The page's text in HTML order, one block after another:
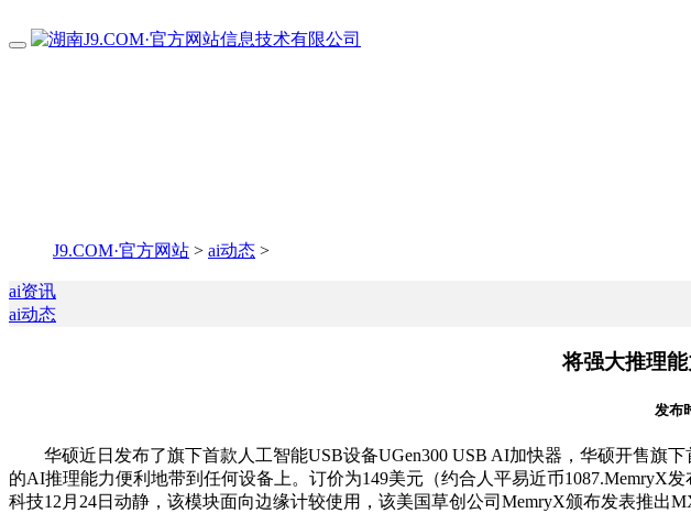
J9.COM·官方网站 > ai动态 >
ai资讯
ai动态
将强大推理
发布
华硕近日发布了旗下首款人工智能USB设备UGen300 USB AI加快器，华硕开售旗下
的AI推理能力便利地带到任何设备上。订价为149美元（约合人平易近币1087.MemryX
科技12月24日动静，该模块面向边缘计较使用，该美国草创公司MemryX颁布发表推出